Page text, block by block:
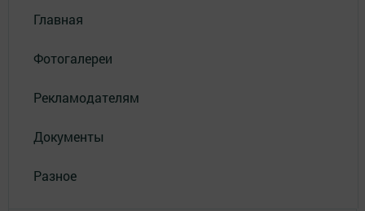
Главная
Фотогалереи
Рекламодателям
Документы
Разное